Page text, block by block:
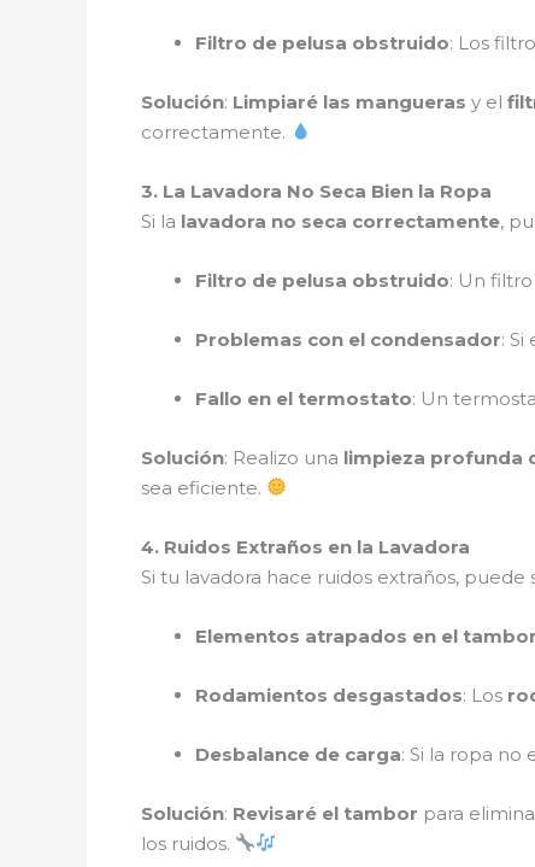
Filtro de pelusa obstruido: Los
Solución: Limpiaré las mangueras y el
correctamente.
3. La Lavadora No Seca Bien la Ropa
Si la lavadora no seca correctamente,
Filtro de pelusa obstruido: Un
Problemas con el condensador:
Fallo en el termostato: Un
Solución: Realizo una limpieza profunda
sea eficiente.
4. Ruidos Extraños en la Lavadora
Si tu lavadora hace ruidos extraños, puede
Elementos atrapados en el tambor
Rodamientos desgastados: Los
Desbalance de carga: Si la ropa no
Solución: Revisaré el tambor para
los ruidos.